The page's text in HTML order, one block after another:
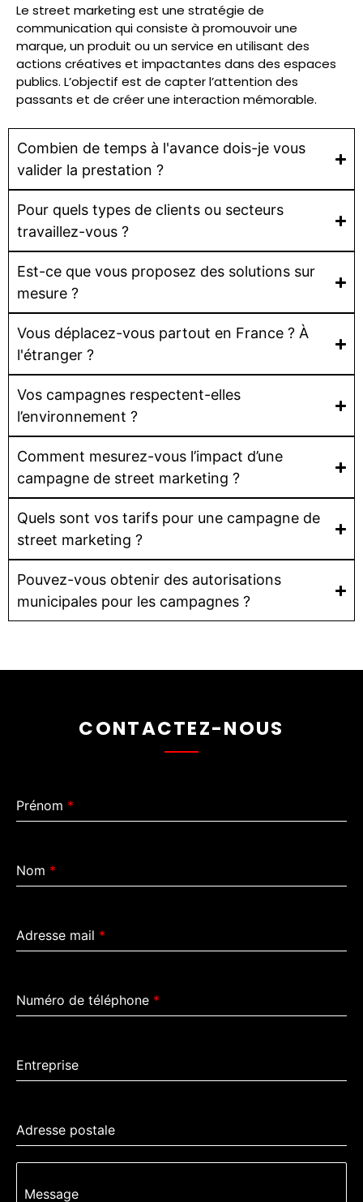
Le street marketing est une stratégie de
communication qui consiste à promouvoir une
marque, un produit ou un service en utilisant des
actions créatives et impactantes dans des espaces
publics. L’objectif est de capter l’attention des
passants et de créer une interaction mémorable.
Combien de temps à l'avance dois-je vous
valider la prestation ?
Pour quels types de clients ou secteurs
travaillez-vous ?
Est-ce que vous proposez des solutions sur
mesure ?
Vous déplacez-vous partout en France ? À
l'étranger ?
Vos campagnes respectent-elles
l’environnement ?
Comment mesurez-vous l’impact d’une
campagne de street marketing ?
Quels sont vos tarifs pour une campagne de
street marketing ?
Pouvez-vous obtenir des autorisations
municipales pour les campagnes ?
CONTACTEZ-NOUS
Prénom *
Nom *
Adresse mail *
Numéro de téléphone *
Entreprise
Adresse postale
Message